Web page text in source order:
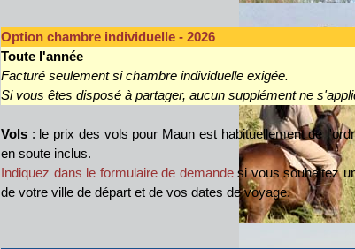
Option chambre individuelle - 2026
Toute l'année
Facturé seulement si chambre individuelle exigée.
Si vous êtes disposé à partager, aucun supplément ne
Vols : le prix des vols pour Maun est habituellement de
en soute inclus.
Indiquez dans le formulaire de demandesi vous souhaitez
de votre ville de départ et de vos dates de voyage.